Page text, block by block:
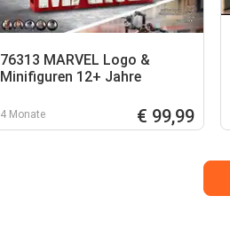
76313 MARVEL Logo &
Minifiguren 12+ Jahre
4 Monate € 99,99